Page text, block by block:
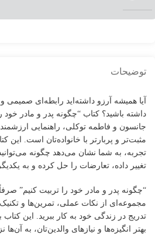
توضیحات
آیا همیشه آرزو داشته‌اید رابطه‌ای صمیمی
داشته باشید؟ کتاب “چگونه پدر و مادر خود
جانسون و فاطمه توکلی، راهنمایی ارزشمند
مثبت‌تر و پربارتر با خانواده‌تان است. این
تجربه، به شما نشان می‌دهد چگونه
تغییر داده، تعارضات را حل کرده و به
“چگونه پدر و مادر خود را تربیت کنیم”
مجموعه‌ای از نکات عملی، تمرین‌ها و
تدریج در زندگی خود به کار ببرید. این
بهتر انگیزه‌ها و نیازهای والدین‌تان، به